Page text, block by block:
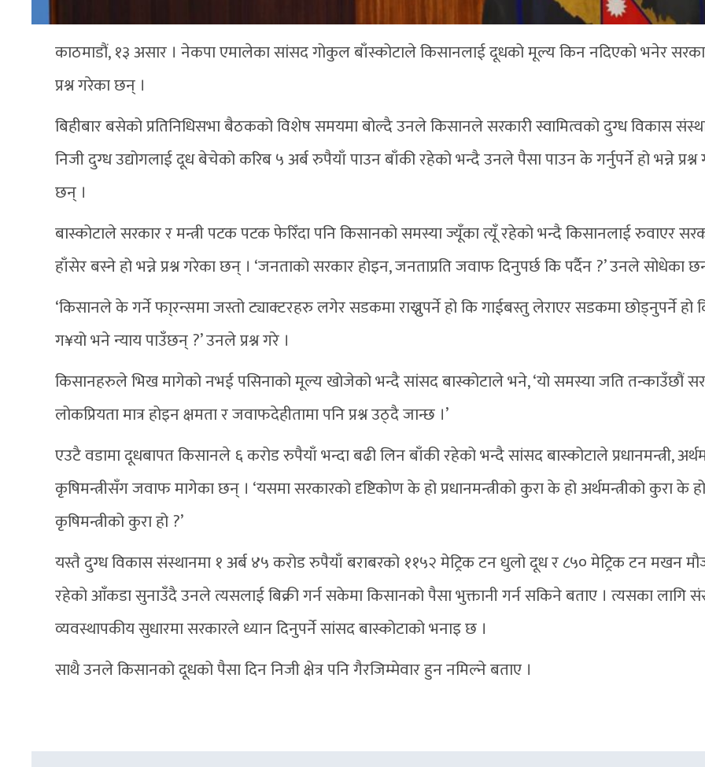
काठमाडौं, १३ असार । नेकपा एमालेका सांसद गोकुल बाँस्कोटाले किसानलाई दूधको मूल्य किन नदिएको भनेर
प्रश्न गरेका छन् ।
बिहीबार बसेको प्रतिनिधिसभा बैठकको विशेष समयमा बोल्दै उनले किसानले सरकारी स्वामित्वको दुग्ध विकास
निजी दुग्ध उद्योगलाई दूध बेचेको करिब ५ अर्ब रुपैयाँ पाउन बाँकी रहेको भन्दै उनले पैसा पाउन के गर्नुपर्ने हो भन्ने प्रश्न
छन् ।
बास्कोटाले सरकार र मन्त्री पटक पटक फेरिँदा पनि किसानको समस्या ज्यूँका त्यूँ रहेको भन्दै किसानलाई रुवाएर
हाँसेर बस्ने हो भन्ने प्रश्न गरेका छन् । ‘जनताको सरकार होइन, जनताप्रति जवाफ दिनुपर्छ कि पर्दैन ?’ उनले सोधेका
‘किसानले के गर्ने फा्रन्समा जस्तो ट्याक्टरहरु लगेर सडकमा राख्नुपर्ने हो कि गाईबस्तु लेराएर सडकमा छोड्नुपर्ने हो
ग¥यो भने न्याय पाउँछन् ?’ उनले प्रश्न गरे ।
किसानहरुले भिख मागेको नभई पसिनाको मूल्य खोजेको भन्दै सांसद बास्कोटाले भने, ‘यो समस्या जति तन्काउँछौं
लोकप्रियता मात्र होइन क्षमता र जवाफदेहीतामा पनि प्रश्न उठ्दै जान्छ ।’
एउटै वडामा दूधबापत किसानले ६ करोड रुपैयाँ भन्दा बढी लिन बाँकी रहेको भन्दै सांसद बास्कोटाले प्रधानमन्त्री,
कृषिमन्त्रीसँग जवाफ मागेका छन् । ‘यसमा सरकारको दृष्टिकोण के हो प्रधानमन्त्रीको कुरा के हो अर्थमन्त्रीको कुरा के हो
कृषिमन्त्रीको कुरा हो ?’
यस्तै दुग्ध विकास संस्थानमा १ अर्ब ४५ करोड रुपैयाँ बराबरको ११५२ मेट्रिक टन धुलो दूध र ८५० मेट्रिक टन मखन
रहेको आँकडा सुनाउँदै उनले त्यसलाई बिक्री गर्न सकेमा किसानको पैसा भुक्तानी गर्न सकिने बताए । त्यसका लागि
व्यवस्थापकीय सुधारमा सरकारले ध्यान दिनुपर्ने सांसद बास्कोटाको भनाइ छ ।
साथै उनले किसानको दूधको पैसा दिन निजी क्षेत्र पनि गैरजिम्मेवार हुन नमिल्ने बताए ।